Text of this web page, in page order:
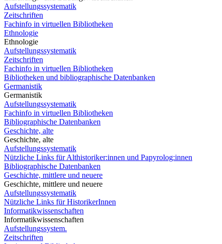
Aufstellungssystematik
Zeitschriften
Fachinfo in virtuellen Bibliotheken
Ethnologie
Ethnologie
Aufstellungssystematik
Zeitschriften
Fachinfo in virtuellen Bibliotheken
Bibliotheken und bibliographische Datenbanken
Germanistik
Germanistik
Aufstellungssystematik
Fachinfo in virtuellen Bibliotheken
Bibliographische Datenbanken
Geschichte, alte
Geschichte, alte
Aufstellungssystematik
Nützliche Links für Althistoriker:innen und Papyrolog:innen
Bibliographische Datenbanken
Geschichte, mittlere und neuere
Geschichte, mittlere und neuere
Aufstellungssystematik
Nützliche Links für HistorikerInnen
Informatikwissenschaften
Informatikwissenschaften
Aufstellungssystem.
Zeitschriften